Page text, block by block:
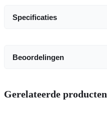
Specificaties
Beoordelingen
Gerelateerde producten